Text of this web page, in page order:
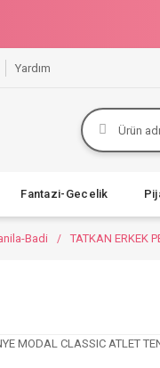
Yardım
Fantazi-Gecelik
Badi TATKAN ERKEK